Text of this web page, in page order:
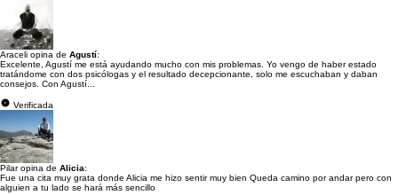
Araceli opina de Agustí:
Excelente, Agustí me está ayudando mucho con mis problemas. Yo vengo de haber estado
tratándome con dos psicólogas y el resultado decepcionante, solo me escuchaban y daban
consejos. Con Agustí...
Verificada
Pilar opina de Alicia:
Fue una cita muy grata donde Alicia me hizo sentir muy bien Queda camino por andar pero con
alguien a tu lado se hará más sencillo